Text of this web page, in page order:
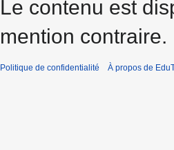
Le contenu est
mention contraire.
Politique de confidentialité À propos de